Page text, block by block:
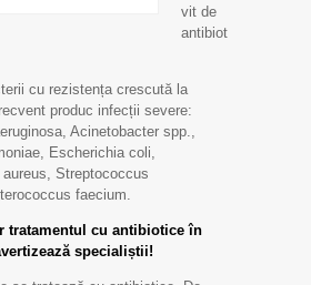
vit de
antibiot
cu rezistența crescută la
produc infecții severe:
Acinetobacter spp.,
Escherichia coli,
Streptococcus
faecium.
tratamentul cu antibiotice în
specialiștii!